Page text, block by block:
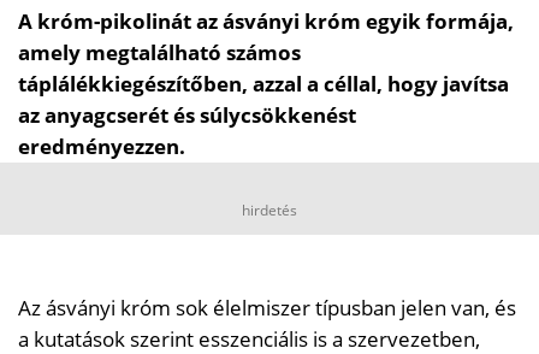
A króm-pikolinát az ásványi króm egyik formája,
amely megtalálható számos
táplálékkiegészítőben, azzal a céllal, hogy javítsa
az anyagcserét és súlycsökkenést
eredményezzen.
hirdetés
Az ásványi króm sok élelmiszer típusban jelen van, és
a kutatások szerint esszenciális is a szervezetben,